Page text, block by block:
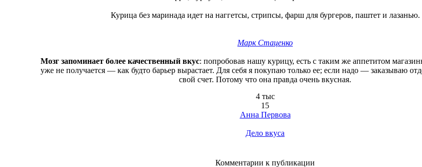
Курица без маринада идет на наггетсы, стрипсы, фарш для бургеров, паштет и лазанью.
Марк Стаценко
Мозг запоминает более качественный вкус: попробовав нашу курицу, есть с таким же аппетитом
уже не получается ― как будто барьер вырастает. Для себя я покупаю только ее; если надо ― заказываю
свой счет. Потому что она правда очень вкусная.
4 тыс
15
Анна Первова
Дело вкуса
Комментарии к публикации